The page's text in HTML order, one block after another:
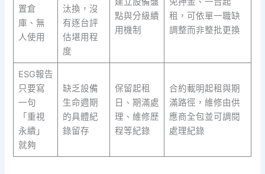
置倉
庫、無
人使用
汰換，沒
有逐台評
估堪用程
度
點與分級續
用機制
租，可依單一職缺
調整而非整批更換
ESG報告
只要寫
一句
「重視
永續」
就夠
缺乏設備
生命週期
的具體紀
錄留存
保留起租
日、期滿處
理、維修歷
程等紀錄
合約載明起租與期
滿路徑，維修由供
應商全包並可調閱
處理紀錄